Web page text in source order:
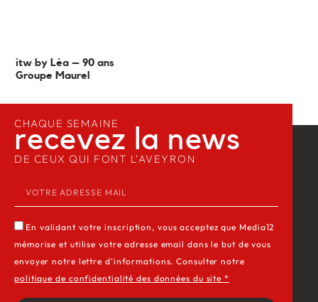
itw by Léa – 90 ans
Groupe Maurel
CHAQUE SEMAINE
recevez la news​
DE CEUX QUI FONT L’AVEYRON
En validant votre inscription, vous acceptez que Media12
mémorise et utilise votre adresse email dans le but de vous
envoyer notre lettre d’informations. Consulter notre
politique de confidentialité des données du site *